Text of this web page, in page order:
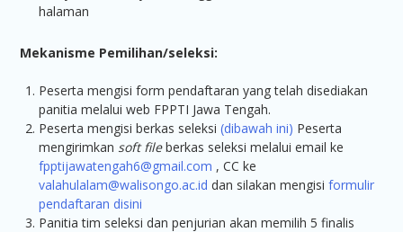
halaman
Mekanisme Pemilihan/seleksi:
Peserta mengisi form pendaftaran yang telah disediakan
panitia melalui web FPPTI Jawa Tengah.
Peserta mengisi berkas seleksi(dibawah ini) Peserta
mengirimkan soft fileberkas seleksi melalui email ke
fpptijawatengah6@gmail.com , CC ke
valahulalam@walisongo.ac.id dan silakan mengisiformulir
pendaftaran disini
Panitia tim seleksi dan penjurian akan memilih 5 finalis